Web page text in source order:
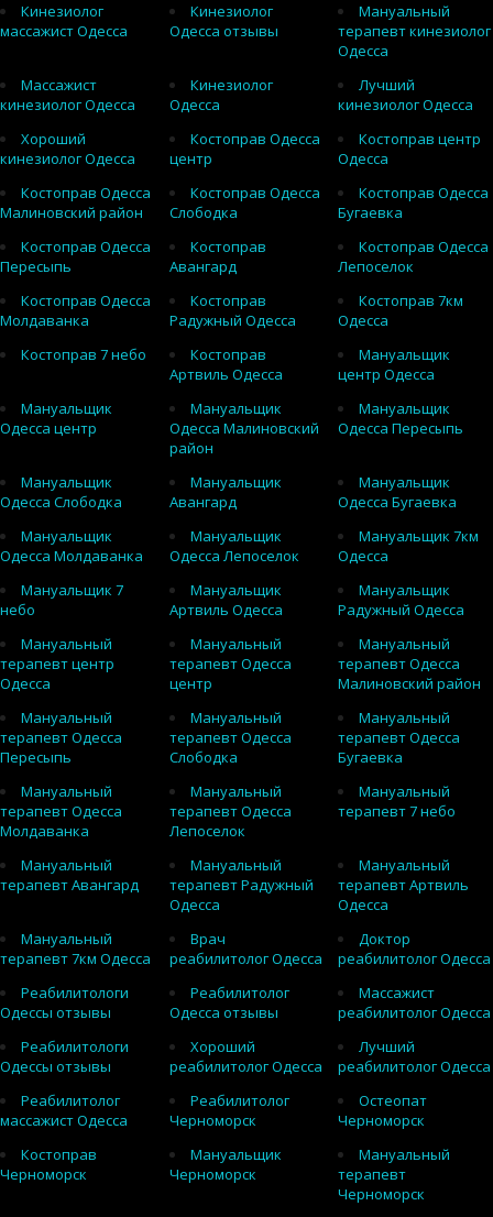
Кинезиолог
массажист Одесса
Кинезиолог
Одесса отзывы
Мануальный
терапевт кинезиолог
Одесса
Массажист
кинезиолог Одесса
Кинезиолог
Одесса
Лучший
кинезиолог Одесса
Хороший
кинезиолог Одесса
Костоправ Одесса
центр
Костоправ центр
Одесса
Костоправ Одесса
Малиновский район
Костоправ Одесса
Слободка
Костоправ Одесса
Бугаевка
Костоправ Одесса
Пересыпь
Костоправ
Авангард
Костоправ Одесса
Лепоселок
Костоправ Одесса
Молдаванка
Костоправ
Радужный Одесса
Костоправ 7км
Одесса
Костоправ 7 небо
Костоправ
Артвиль Одесса
Мануальщик
центр Одесса
Мануальщик
Одесса центр
Мануальщик
Одесса Малиновский
район
Мануальщик
Одесса Пересыпь
Мануальщик
Одесса Слободка
Мануальщик
Авангард
Мануальщик
Одесса Бугаевка
Мануальщик
Одесса Молдаванка
Мануальщик
Одесса Лепоселок
Мануальщик 7км
Одесса
Мануальщик 7
небо
Мануальщик
Артвиль Одесса
Мануальщик
Радужный Одесса
Мануальный
терапевт центр
Одесса
Мануальный
терапевт Одесса
центр
Мануальный
терапевт Одесса
Малиновский район
Мануальный
терапевт Одесса
Пересыпь
Мануальный
терапевт Одесса
Слободка
Мануальный
терапевт Одесса
Бугаевка
Мануальный
терапевт Одесса
Молдаванка
Мануальный
терапевт Одесса
Лепоселок
Мануальный
терапевт 7 небо
Мануальный
терапевт Авангард
Мануальный
терапевт Радужный
Одесса
Мануальный
терапевт Артвиль
Одесса
Мануальный
терапевт 7км Одесса
Врач
реабилитолог Одесса
Доктор
реабилитолог Одесса
Реабилитологи
Одессы отзывы
Реабилитолог
Одесса отзывы
Массажист
реабилитолог Одесса
Реабилитологи
Одессы отзывы
Хороший
реабилитолог Одесса
Лучший
реабилитолог Одесса
Реабилитолог
массажист Одесса
Реабилитолог
Черноморск
Остеопат
Черноморск
Костоправ
Черноморск
Мануальщик
Черноморск
Мануальный
терапевт
Черноморск